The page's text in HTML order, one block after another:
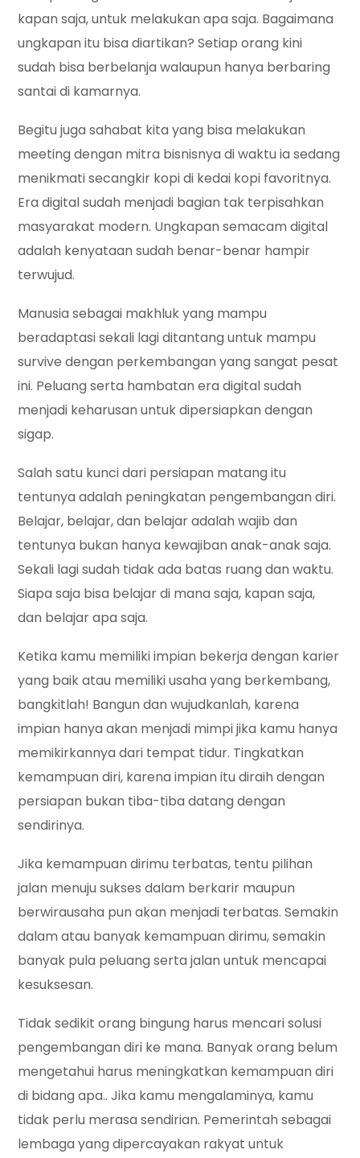
kapan saja, untuk melakukan apa saja. Bagaimana
ungkapan itu bisa diartikan? Setiap orang kini
sudah bisa berbelanja walaupun hanya berbaring
santai di kamarnya.
Begitu juga sahabat kita yang bisa melakukan
meeting dengan mitra bisnisnya di waktu ia sedang
menikmati secangkir kopi di kedai kopi favoritnya.
Era digital sudah menjadi bagian tak terpisahkan
masyarakat modern. Ungkapan semacam digital
adalah kenyataan sudah benar-benar hampir
terwujud.
Manusia sebagai makhluk yang mampu
beradaptasi sekali lagi ditantang untuk mampu
survive dengan perkembangan yang sangat pesat
ini. Peluang serta hambatan era digital sudah
menjadi keharusan untuk dipersiapkan dengan
sigap.
Salah satu kunci dari persiapan matang itu
tentunya adalah peningkatan pengembangan diri.
Belajar, belajar, dan belajar adalah wajib dan
tentunya bukan hanya kewajiban anak-anak saja.
Sekali lagi sudah tidak ada batas ruang dan waktu.
Siapa saja bisa belajar di mana saja, kapan saja,
dan belajar apa saja.
Ketika kamu memiliki impian bekerja dengan karier
yang baik atau memiliki usaha yang berkembang,
bangkitlah! Bangun dan wujudkanlah, karena
impian hanya akan menjadi mimpi jika kamu hanya
memikirkannya dari tempat tidur. Tingkatkan
kemampuan diri, karena impian itu diraih dengan
persiapan bukan tiba-tiba datang dengan
sendirinya.
Jika kemampuan dirimu terbatas, tentu pilihan
jalan menuju sukses dalam berkarir maupun
berwirausaha pun akan menjadi terbatas. Semakin
dalam atau banyak kemampuan dirimu, semakin
banyak pula peluang serta jalan untuk mencapai
kesuksesan.
Tidak sedikit orang bingung harus mencari solusi
pengembangan diri ke mana. Banyak orang belum
mengetahui harus meningkatkan kemampuan diri
di bidang apa.. Jika kamu mengalaminya, kamu
tidak perlu merasa sendirian. Pemerintah sebagai
lembaga yang dipercayakan rakyat untuk